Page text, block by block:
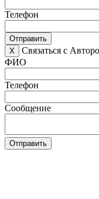
Телефон
Отправить
X
Связаться с
ФИО
Телефон
Сообщение
Отправить